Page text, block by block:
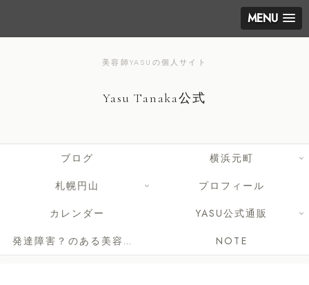
MENU
美容師YASUの個人サイト
Yasu Tanaka公式
ブログ
横浜元町
札幌円山
プロフィール
カレンダー
YASU公式通販
発達障害？のある美容師さんへ
NOTE